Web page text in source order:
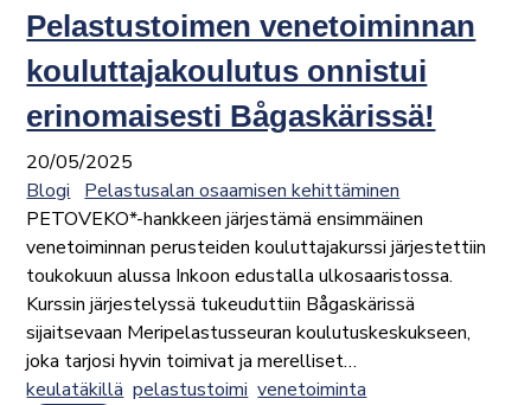
Pelastustoimen venetoiminnan
kouluttajakoulutus onnistui
erinomaisesti Bågaskärissä!
20/05/2025
Blogi
Pelastusalan osaamisen kehittäminen
PETOVEKO*-hankkeen järjestämä ensimmäinen
venetoiminnan perusteiden kouluttajakurssi järjestettiin
toukokuun alussa Inkoon edustalla ulkosaaristossa.
Kurssin järjestelyssä tukeuduttiin Bågaskärissä
sijaitsevaan Meripelastusseuran koulutuskeskukseen,
joka tarjosi hyvin toimivat ja merelliset…
keulatäkillä pelastustoimi venetoiminta